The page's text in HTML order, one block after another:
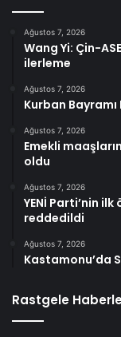
Ağustos 7, 2026
Wang Yi: Çin-
ilerleme
Ağustos 7, 2026
Kurban
Ağustos 7, 2026
Emekli
oldu
Ağustos 7, 2026
YENİ Parti’nin
reddedildi
Ağustos 7, 2026
Kastamonu’da
Rastgele